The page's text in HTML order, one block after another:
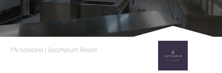
FN hotelaria | Saccharum Resort